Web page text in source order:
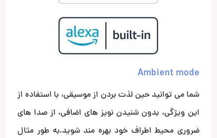
Ambient mode
شما می توانید حین لذت بردن از موسیقی، با استفاده از
این ویژگی، بدون شنیدن نویز های اضافی، از صدا های
ضروری محیط اطراف خود بهره مند شوید.به طور مثال